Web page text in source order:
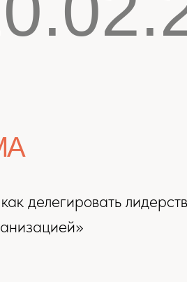
делегировать